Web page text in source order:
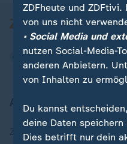
Aktuell bei ZDFheute
Zuletzt veröffentlicht
ZDFheute und
von uns nicht
• Social Media und
nutzen Social-Media-
anderen Anbietern.
von Inhalten zu
Du kannst
deine Daten
Dies betrifft nur dein